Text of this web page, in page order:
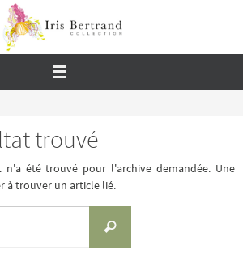
trouvé
n'a été trouvé pour l'archive demandée. Une
à trouver un article lié.
Recherche